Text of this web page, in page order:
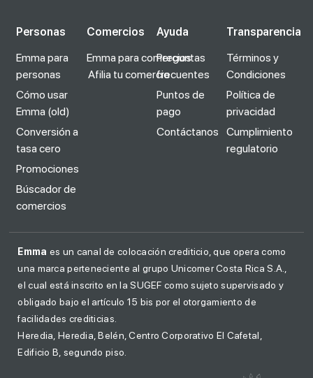
Personas
Emma para
personas
Cómo usar
Emma (old)
Conversión a
tasa cero
Promociones
Búscador de
comercios
Comercios
Emma para comercios
Afilia tu comercio
Ayuda
Preguntas
frecuentes
Puntos de
pago
Contáctanos
Transparencia
Términos y
Condiciones
Política de
privacidad
Cumplimiento
regulatorio
Emma es un canal de colocación crediticio, que opera como
una marca perteneciente al grupo Unicomer Costa Rica S.A.,
el cual está inscrito en la SUGEF como sujeto supervisado y
obligado bajo el artículo 15 bis por el otorgamiento de
facilidades crediticias.
Heredia, Heredia, Belén, Centro Corporativo El Cafetal,
Edificio B, segundo piso.